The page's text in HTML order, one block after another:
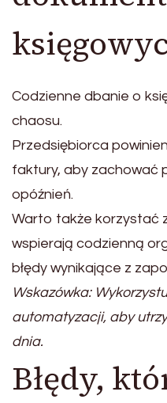
Codzienne dbanie o
chaosu.
Przedsiębiorca
faktury, aby zachować
opóźnień.
Warto także korzystać
wspierają codzienną
błędy wynikające z
Wskazówka:
automatyzacji, aby
dnia.
Błędy,